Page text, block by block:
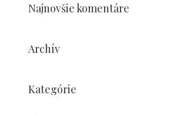
Najnovšie komentáre
Archív
Kategórie